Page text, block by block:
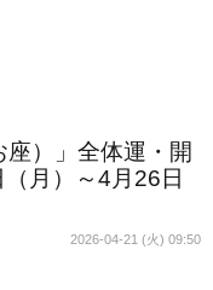
）」全体運・開
月）～4月26日
2026-04-21 (火) 09:50